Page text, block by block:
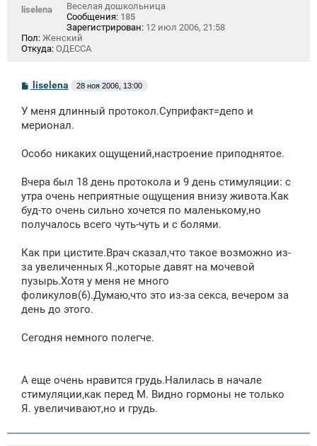
liselena
Веселая дошкольница
Сообщения: 185
Зарегистрирован: 12 июл 2006, 21:58
Пол: Женский
Откуда: ОДЕССА
С
б
щ
и
liselena 28 ноя 2006, 13:00
У меня длинный протокол.Суприфакт=депо и
мерионал.
Особо никаких ощущений,настроение приподнятое.
Вчера был 18 день протокола и 9 день стимуляции: с
утра очень неприятные ощущения внизу живота.Как
буд-то очень сильно хочется по маленькому,но
получалось всего чуть-чуть и с болями.
Как при цистите.Врач сказал,что такое возможно из-
за увеличенных Я.,которые давят на мочевой
пузырь.Хотя у меня не много
фоликулов(6).Думаю,что это из-за секса, вечером за
день до этого.
Сегодня немного полегче.
А еще очень нравится грудь.Налилась в начале
стимуляции,как перед М. Видно гормоны не только
Я. увеличивают,но и грудь.